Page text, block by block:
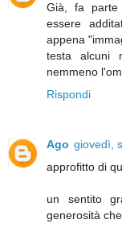
Già, fa parte
essere
appena
testa alcuni
nemmeno
Rispondi
Ago giovedì,
approfitto di
un sentito
generosità